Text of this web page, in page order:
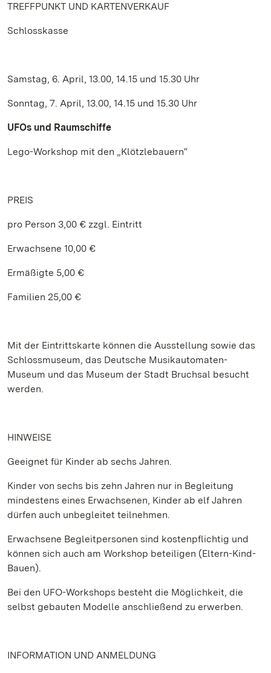
TREFFPUNKT UND KARTENVERKAUF
Schlosskasse
Samstag, 6. April, 13.00, 14.15 und 15.30 Uhr
Sonntag, 7. April, 13.00, 14.15 und 15.30 Uhr
UFOs und Raumschiffe
Lego-Workshop mit den „Klötzlebauern“
PREIS
pro Person 3,00 € zzgl. Eintritt
Erwachsene 10,00 €
Ermäßigte 5,00 €
Familien 25,00 €
Mit der Eintrittskarte können die Ausstellung sowie das
Schlossmuseum, das Deutsche Musikautomaten-
Museum und das Museum der Stadt Bruchsal besucht
werden.
HINWEISE
Geeignet für Kinder ab sechs Jahren.
Kinder von sechs bis zehn Jahren nur in Begleitung
mindestens eines Erwachsenen, Kinder ab elf Jahren
dürfen auch unbegleitet teilnehmen.
Erwachsene Begleitpersonen sind kostenpflichtig und
können sich auch am Workshop beteiligen (Eltern-Kind-
Bauen).
Bei den UFO-Workshops besteht die Möglichkeit, die
selbst gebauten Modelle anschließend zu erwerben.
INFORMATION UND ANMELDUNG